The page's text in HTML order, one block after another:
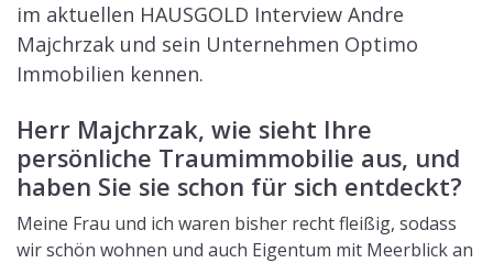
im aktuellen HAUSGOLD Interview Andre
Majchrzak und sein Unternehmen Optimo
Immobilien kennen.
Herr Majchrzak, wie sieht Ihre
persönliche Traumimmobilie aus, und
haben Sie sie schon für sich entdeckt?
Meine Frau und ich waren bisher recht fleißig, sodass
wir schön wohnen und auch Eigentum mit Meerblick an